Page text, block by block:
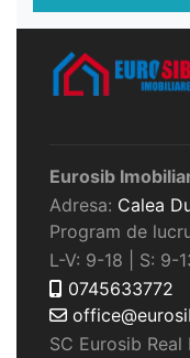
Eurosib
Adresa: Calea
Program de
L-V: 9-18 | S: 9-
0745633772
SC Eurosib Real